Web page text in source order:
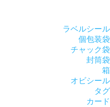
ラベルシール
個包装袋
チャック袋
封筒袋
箱
オビシール
タグ
カード